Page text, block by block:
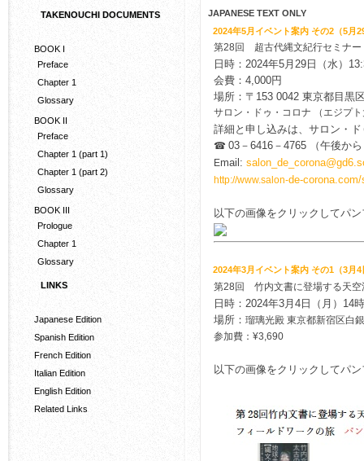
TAKENOUCHI DOCUMENTS
BOOK I
Preface
Chapter 1
Glossary
BOOK II
Preface
Chapter 1 (part 1)
Chapter 1 (part 2)
Glossary
BOOK III
Prologue
Chapter 1
Glossary
LINKS
Japanese Edition
Spanish Edition
French Edition
Italian Edition
English Edition
Related Links
JAPANESE TEXT ONLY
2024年5月イベント案内 その2（5月
第28回 超古代縄文紀行セミナー
日時：2024年5月29日（水）
会費：4,000円
場所： 〒153 0042 東京都目黒
サロン・ドゥ・コロナ （エジプ
詳細と申し込みは、サロン・
☎ 03－6416－4765 （午後か
Email:
http://www.salon-de-
以下の画像をクリックしてパ
2024年3月イベント案内 その1（3月4
第28回 竹内文書に登場する天
日時：2024年3月4日（月）
場所： 瑠璃光殿 東京都新宿区白
参加費：¥3,690
以下の画像をクリックしてパ